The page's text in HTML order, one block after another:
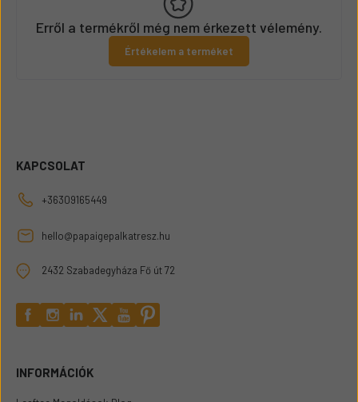
Erről a termékről még nem érkezett vélemény.
Értékelem a terméket
KAPCSOLAT
+36309165449
hello@papaigepalkatresz.hu
2432 Szabadegyháza Fő út 72
INFORMÁCIÓK